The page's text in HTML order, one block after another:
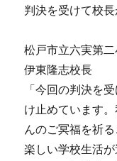
判決を受けて校
松戸市立六実第
伊東隆志校長
「今回の判決を
け止めています
んのご冥福を祈
楽しい学校生活